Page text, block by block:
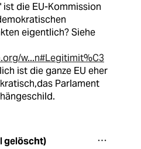
ist die EU-Kommission
eigentlich? Siehe
w...n#Legitimit%C3
ist die ganze EU eher
Parlament
gelöscht)